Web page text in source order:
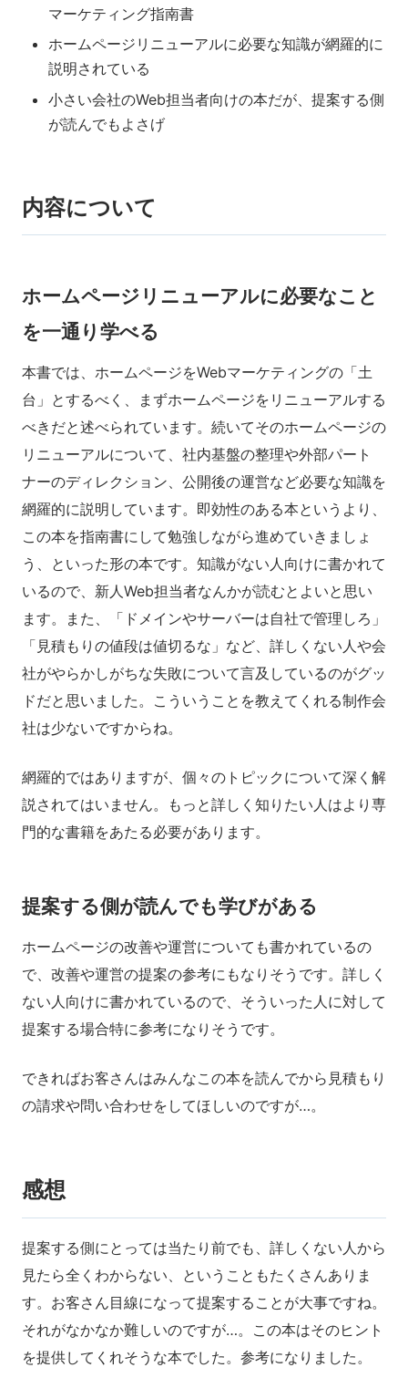
マーケティング指南書
ホームページリニューアルに必要な知識が網羅的に
説明されている
小さい会社のWeb担当者向けの本だが、提案する側
が読んでもよさげ
内容について
ホームページリニューアルに必要なこと
を一通り学べる
本書では、ホームページをWebマーケティングの「土
台」とするべく、まずホームページをリニューアルする
べきだと述べられています。続いてそのホームページの
リニューアルについて、社内基盤の整理や外部パート
ナーのディレクション、公開後の運営など必要な知識を
網羅的に説明しています。即効性のある本というより、
この本を指南書にして勉強しながら進めていきましょ
う、といった形の本です。知識がない人向けに書かれて
いるので、新人Web担当者なんかが読むとよいと思い
ます。また、「ドメインやサーバーは自社で管理しろ」
「見積もりの値段は値切るな」など、詳しくない人や会
社がやらかしがちな失敗について言及しているのがグッ
ドだと思いました。こういうことを教えてくれる制作会
社は少ないですからね。
網羅的ではありますが、個々のトピックについて深く解
説されてはいません。もっと詳しく知りたい人はより専
門的な書籍をあたる必要があります。
提案する側が読んでも学びがある
ホームページの改善や運営についても書かれているの
で、改善や運営の提案の参考にもなりそうです。詳しく
ない人向けに書かれているので、そういった人に対して
提案する場合特に参考になりそうです。
できればお客さんはみんなこの本を読んでから見積もり
の請求や問い合わせをしてほしいのですが…。
感想
提案する側にとっては当たり前でも、詳しくない人から
見たら全くわからない、ということもたくさんありま
す。お客さん目線になって提案することが大事ですね。
それがなかなか難しいのですが…。この本はそのヒント
を提供してくれそうな本でした。参考になりました。